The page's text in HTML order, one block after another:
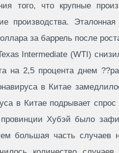
того, что крупные
производства.
за баррель после
Intermediate (WTI)
на 2,5 процента днем
в Китае
в Китае подрывает
Хубэй было
большая часть случаев